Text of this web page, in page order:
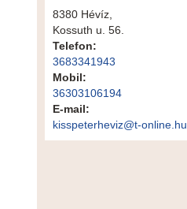
8380 Hévíz,
Kossuth u. 56.
Telefon:
3683341943
Mobil:
36303106194
E-mail:
kisspeterheviz@t-online.hu